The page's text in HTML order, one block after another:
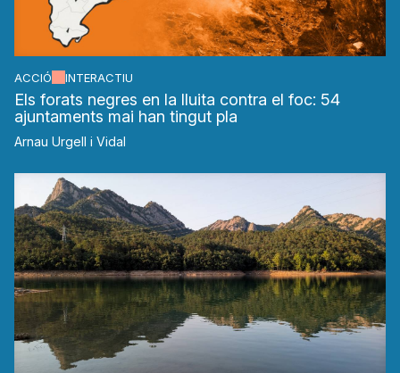
ACCIÓ INTERACTIU
Els forats negres en la lluita contra el foc: 54
ajuntaments mai han tingut pla
Arnau Urgell i Vidal